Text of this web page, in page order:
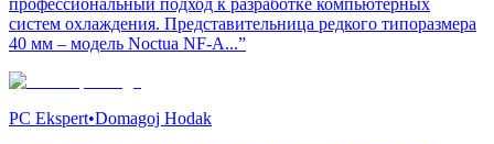
систем охлаждения. Представительница редкого типоразмера
40 мм – модель Noctua NF-A...”
PC Ekspert•Domagoj Hodak